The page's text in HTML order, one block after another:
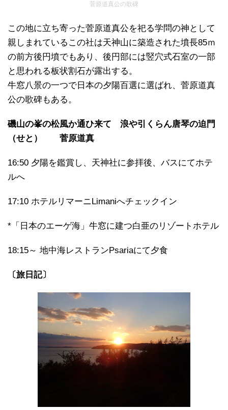
菅原道真公の歌碑
この地に立ち寄った菅原道真公を祀る学問の神として
親しまれているこの社は天神山に築造された墳長85ｍ
の前方後円墳でもあり、後円部には竪穴式石室の一部
と思われる板状割石が露出する。
牛窓八景の一つで日本の夕陽百選に選ばれ、菅原道真
公の歌碑もある。
磯山の峯の松風か通ひ来て 浪や引くらん唐琴の迫門
（せと） 菅原道真
16:50 夕陽を鑑賞し、天神社に参拝後、バスにてホテ
ルへ
17:10 ホテルリマーニLimaniへチェックイン
*「日本のエーゲ海」牛窓に建つ白亜のリゾートホテル
18:15～ 地中海レストランPsariaにて夕食
〔旅日記〕